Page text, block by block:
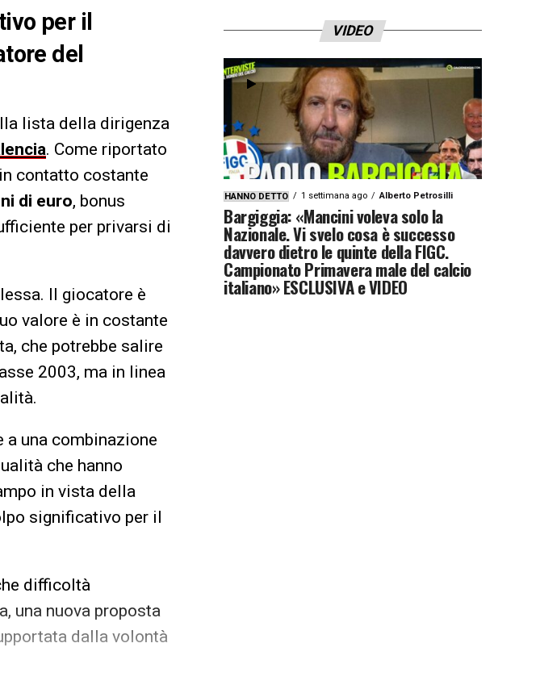
per il
del
lista della dirigenza
. Come riportato
contatto costante
di euro, bonus
per privarsi di
Il giocatore è
valore è in costante
che potrebbe salire
2003, ma in linea
una combinazione
che hanno
in vista della
significativo per il
difficoltà
una nuova proposta
dalla volontà
VIDEO
HANNO DETTO 1 settimana ago Alberto Petrosilli
Bargiggia: «Mancini voleva solo la
Nazionale. Vi svelo cosa è successo
davvero dietro le quinte della FIGC.
Campionato Primavera male del calcio
italiano» ESCLUSIVA e VIDEO